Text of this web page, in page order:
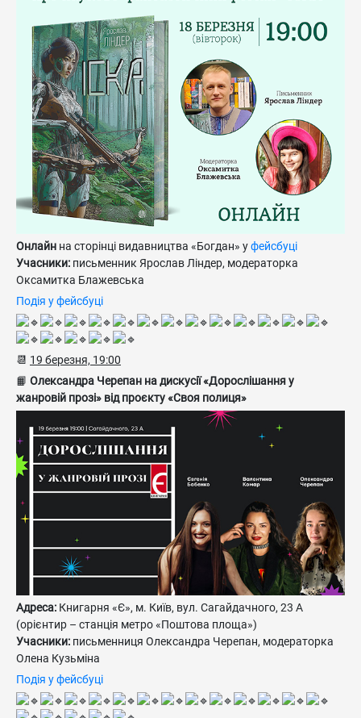
Онлайн на сторінці видавництва «Богдан» уфейсбуці
Учасники: письменник Ярослав Ліндер, модераторка
Оксамитка Блажевська
Подія у фейсбуці
📆 19 березня, 19:00
📙 Олександра Черепан на дискусії «Дорослішання у
жанровій прозі» від проєкту «Своя полиця»
Адреса: Книгарня «Є», м. Київ, вул. Сагайдачного, 23 А
(орієнтир – станція метро «Поштова площа»)
Учасники: письменниця Олександра Черепан, модераторка
Олена Кузьміна
Подія у фейсбуці